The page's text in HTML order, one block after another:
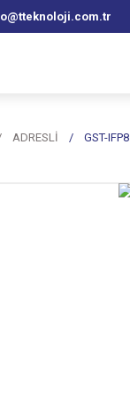
ADRESLİ GST-IFP8